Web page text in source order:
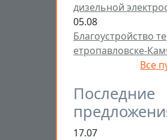
дизельной
05.08
Благоустройство
етропавловске-
Все
Последние
17.07